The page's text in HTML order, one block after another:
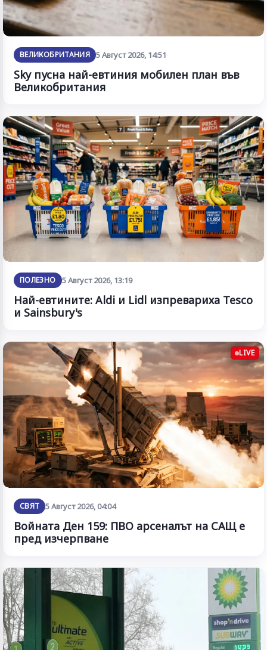
ВЕЛИКОБРИТАНИЯ 5 Август 2026, 14:51
Sky пусна най-евтиния мобилен план във
Великобритания
ПОЛЕЗНО 5 Август 2026, 13:19
Най-евтините: Aldi и Lidl изпревариха Tesco
и Sainsbury's
LIVE
СВЯТ 5 Август 2026, 04:04
Войната Ден 159: ПВО арсеналът на САЩ е
пред изчерпване